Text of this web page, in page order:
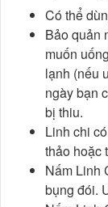
Có thể
Bảo quản
muốn
lạnh (nếu
ngày bạn
bị thiu.
Linh chi
thảo hoặc
Nấm Linh
bụng đói.